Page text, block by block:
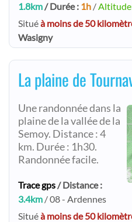
1.8km/ Durée : 1h /
Situéà moins de 50
Wasigny
La plaine de
Une randonnée dans la
plaine de la vallée de la
Semoy. Distance : 4
km. Durée : 1h30.
Randonnée facile.
Trace gps/ Distance :
3.4km / 08 - Ardennes
Situéà moins de 50